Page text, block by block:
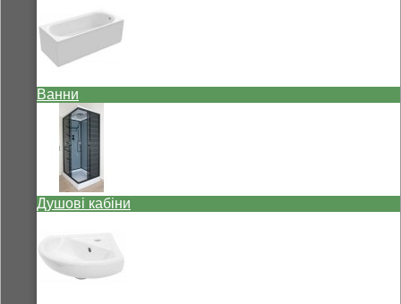
Ванни
Душові кабіни